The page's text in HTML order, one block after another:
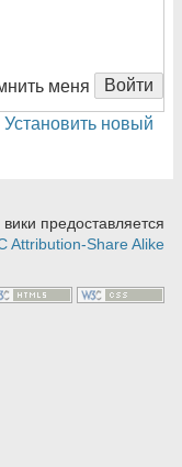
меня Войти
Установить новый
предоставляется
Attribution-Share Alike